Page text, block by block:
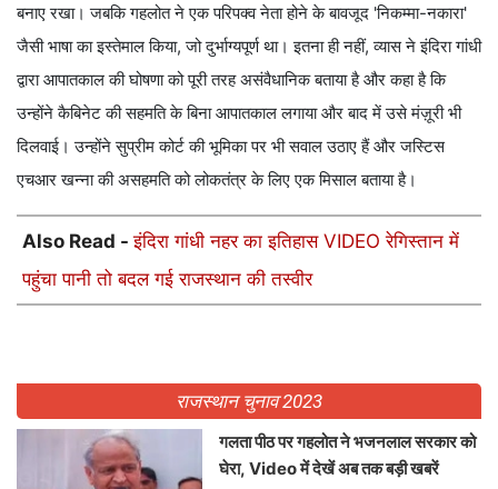
बनाए रखा। जबकि गहलोत ने एक परिपक्व नेता होने के बावजूद 'निकम्मा-नकारा'
जैसी भाषा का इस्तेमाल किया, जो दुर्भाग्यपूर्ण था। इतना ही नहीं, व्यास ने इंदिरा गांधी
द्वारा आपातकाल की घोषणा को पूरी तरह असंवैधानिक बताया है और कहा है कि
उन्होंने कैबिनेट की सहमति के बिना आपातकाल लगाया और बाद में उसे मंज़ूरी भी
दिलवाई। उन्होंने सुप्रीम कोर्ट की भूमिका पर भी सवाल उठाए हैं और जस्टिस
एचआर खन्ना की असहमति को लोकतंत्र के लिए एक मिसाल बताया है।
Also Read -इंदिरा गांधी नहर का इतिहास VIDEO रेगिस्तान में
पहुंचा पानी तो बदल गई राजस्थान की तस्वीर
राजस्थान चुनाव 2023
गलता पीठ पर गहलोत ने भजनलाल सरकार को
घेरा, Video में देखें अब तक बड़ी खबरें